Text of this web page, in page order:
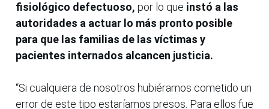
fisiológico defectuoso, por lo que instó a las
autoridades a actuar lo más pronto posible
para que las familias de las víctimas y
pacientes internados alcancen justicia.
“Si cualquiera de nosotros hubiéramos cometido un
error de este tipo estaríamos presos. Para ellos fue